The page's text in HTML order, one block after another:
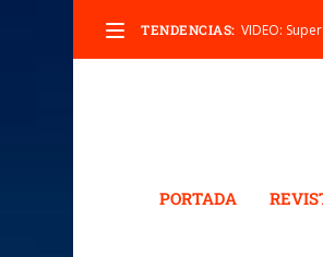
TENDENCIAS: VIDEO:
PORTADA